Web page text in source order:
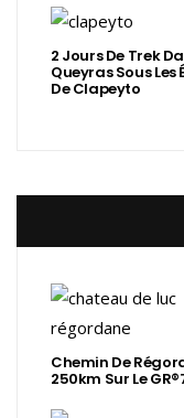
2 Jours De Trek
Queyras Sous Les
De Clapeyto
Chemin De
250km Sur Le